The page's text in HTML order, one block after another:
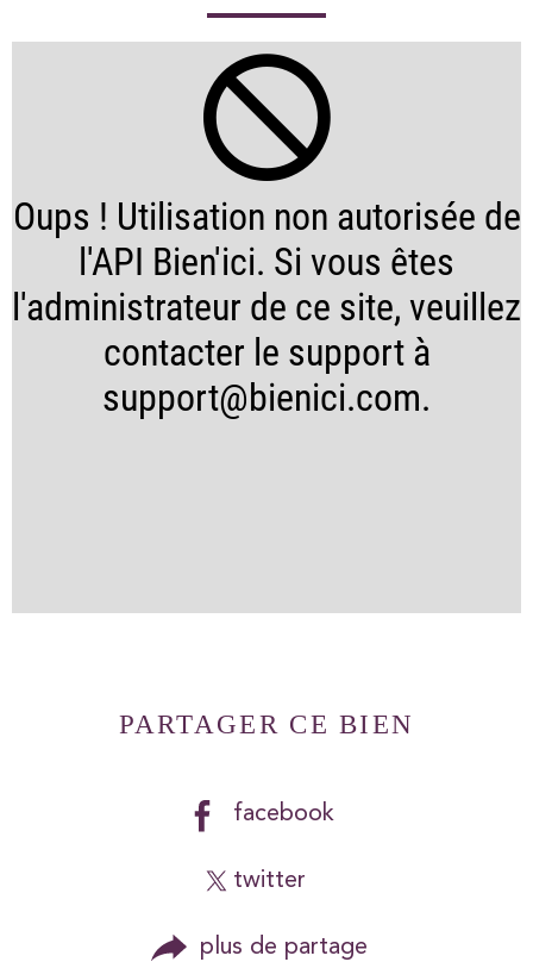
Oups ! Utilisation non autorisée de
l'API Bien'ici. Si vous êtes
l'administrateur de ce site, veuillez
contacter le support à
support@bienici.com.
PARTAGER CE BIEN
facebook
twitter
plus de partage